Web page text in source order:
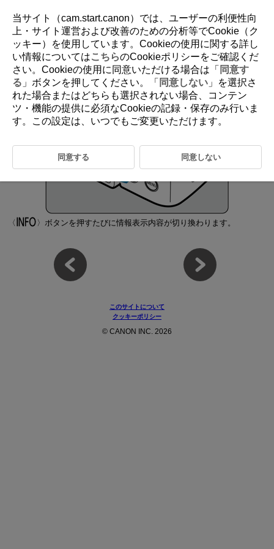
D292-024
画面表示を切り換える
ボタンを押すたびに情報表示内容が切り換わります。
このサイトについて
クッキーポリシー
© CANON INC. 2026
当サイト（cam.start.canon）では、ユーザーの利便性向
上・サイト運営および改善のための分析等でCookie（ク
ッキー）を使用しています。Cookieの使用に関する詳し
い情報についてはこちらのCookieポリシーをご確認くだ
さい。Cookieの使用に同意いただける場合は「 同意す
る 」ボタンを押してください。「 同意しない 」を選択さ
れた場合またはどちらも選択されない場合、コンテン
ツ・機能の提供に必須なCookieの記録・保存のみ行いま
す。この設定は、いつでもご変更いただけます。
同意する 同意しない